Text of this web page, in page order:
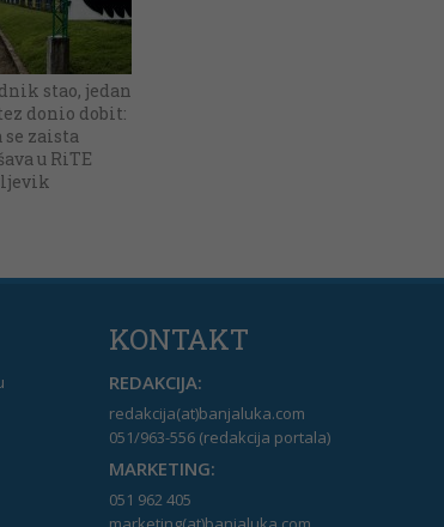
stao, jedan
donio dobit:
se zaista
u RiTE
KONTAKT
REDAKCIJA:
redakcija(at)banjaluka.com
051/963-556 (redakcija portala)
MARKETING:
051 962 405